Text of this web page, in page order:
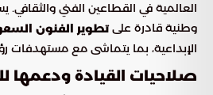
العالمية في القطاعين الفني
وطنية قادرة علىتطوير الفنون
الإبداعية، بما يتماشى مع مستهدفات رؤية
صلاحيات القيادة ودعمها